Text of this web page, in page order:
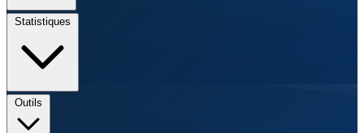
Statistiques
Outils